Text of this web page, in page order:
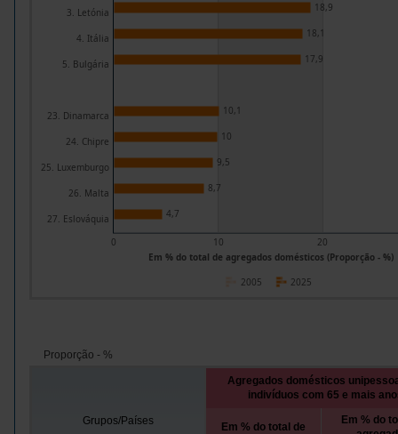
Em % do total de agregados domésticos (Proporção - %)
0 10 20
3. Letónia
4. Itália
5. Bulgária
23. Dinamarca
24. Chipre
25. Luxemburgo
26. Malta
27. Eslováquia
18,9
18,1
17,9
10,1
10
9,5
8,7
4,7
2025
2005
Proporção - %
Grupos/Países
Agregados domésticos
indivíduos com 65 e mais
Em % do total de
Em % do